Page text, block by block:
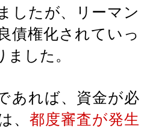
したが、リーマン
債権化されていっ
した。
あれば、資金が必
、 都度審査が発生